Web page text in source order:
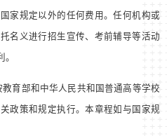
家规定以外的任何费用。任何机构或
名义进行招生宣传、考前辅导等活动
育部和中华人民共和国普通高等学校
政策和规定执行。本章程如与国家规